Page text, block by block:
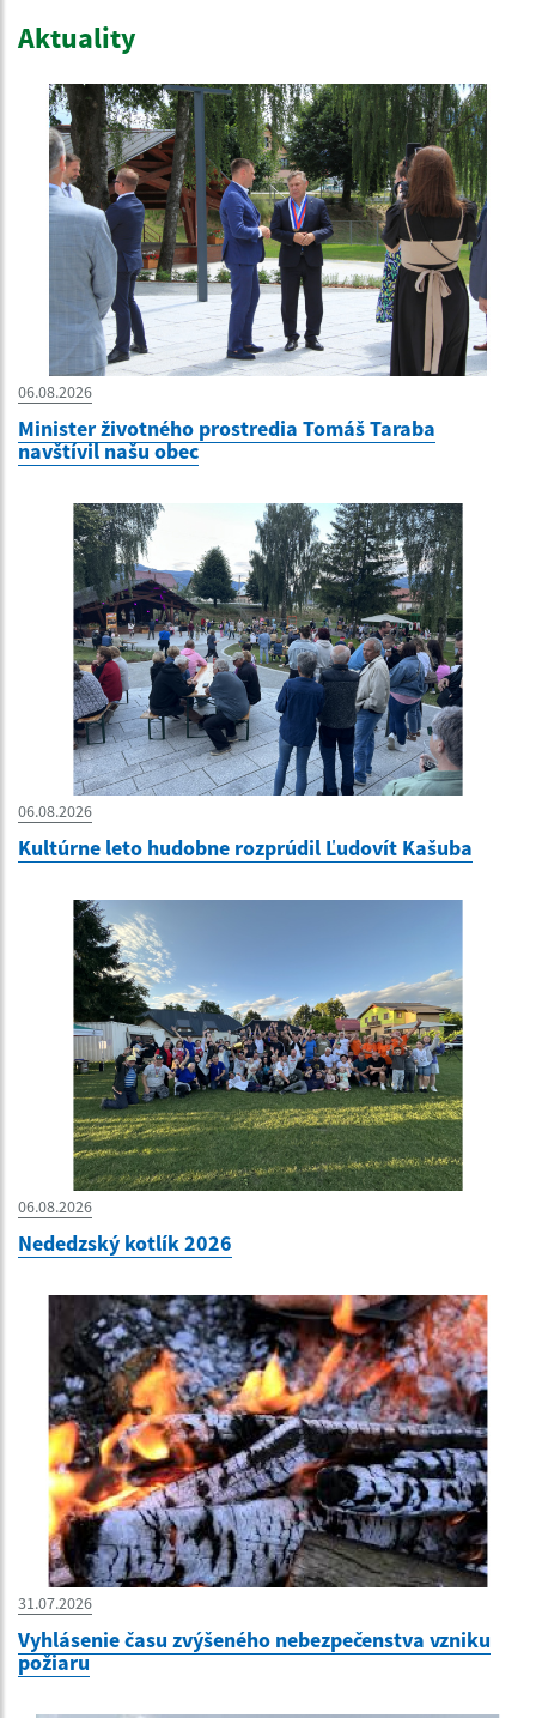
Aktuality
06.08.2026
Minister životného prostredia Tomáš Taraba
navštívil našu obec
06.08.2026
Kultúrne leto hudobne rozprúdil Ľudovít Kašuba
06.08.2026
Nededzský kotlík 2026
31.07.2026
Vyhlásenie času zvýšeného nebezpečenstva vzniku
požiaru